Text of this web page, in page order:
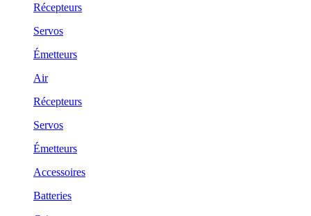
Récepteurs
Servos
Émetteurs
Air
Récepteurs
Servos
Émetteurs
Accessoires
Batteries